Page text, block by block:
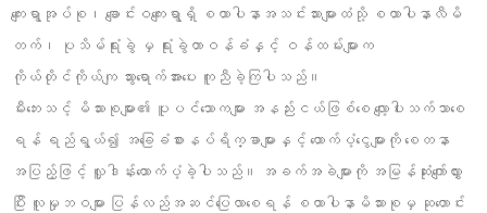
ကျေးရွာအုပ်စု၊ ချောင်းဝကျေးရွာရှိ စထာပါနာအသင်းသားများထံသို့ စထာပါနာလီမိ
တက်၊ ပုသိမ်ရုံးခွဲ မှ ရုံးခွဲတာဝန်ခံနှင့် ဝန်ထမ်းများက
ကိုယ်တိုင်ကိုယ်ကျ သွားရောက်အားပေး ကူညီခဲ့ကြပါသည်။
မီးဘေးသင့် မိသားစုများ၏ ပူပင်သောကများ အနည်းငယ်ဖြစ်စေ လျော့ပါးသက်သာစေ
ရန် ရည်ရွယ်၍ အခြေခံစားနပ်ရိက္ခာများနှင့် ထောက်ပံ့ငွေများကို စေတနာ
အပြည့်ဖြင့် လှူဒါန်းထောက်ပံ့ခဲ့ပါသည်။ အခက်အခဲများကို အမြန်ဆုံးကျော်လွှား
ပြီး လူမှုဘဝများ ပြန်လည်အဆင်ပြေလာစေရန် စထာပါနာမိသားစုမှ ဆုတောင်း